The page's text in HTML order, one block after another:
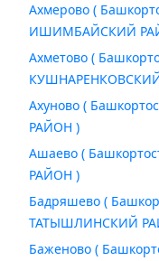
Ахмерово (
ИШИМБАЙСКИЙ
Ахметово (
Ахуново (
РАЙОН )
Ашаево (
РАЙОН )
Бадряшево (
ТАТЫШЛИНСКИЙ
Баженово (